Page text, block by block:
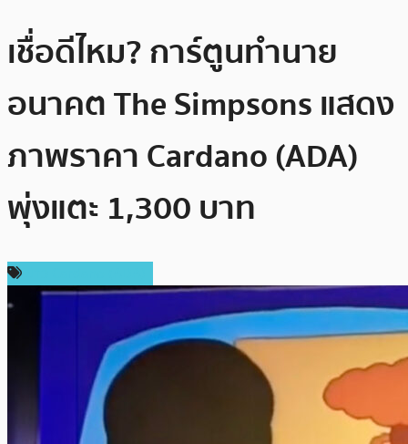
เชื่อดีไหม? การ์ตูนทำนาย
อนาคต The Simpsons แสดง
ภาพราคา Cardano (ADA)
พุ่งแตะ 1,300 บาท